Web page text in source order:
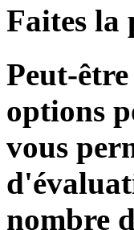
Faites la
Peut-
options
vous
nombre